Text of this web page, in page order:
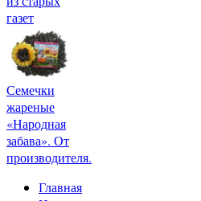
газет
Семечки
жареные
«Народная
забава». От
производителя.
Главная